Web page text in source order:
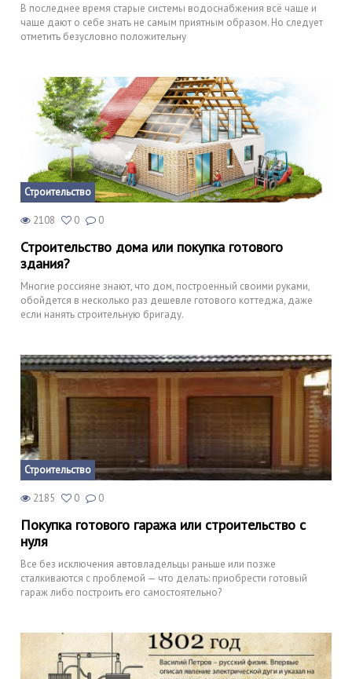
В последнее время старые системы водоснабжения всё чаще и
чаще дают о себе знать не самым приятным образом. Но следует
отметить безусловно положительну
Строительство
2108 0 0
Строительство дома или покупка готового
здания?
Многие россияне знают, что дом, построенный своими руками,
обойдется в несколько раз дешевле готового коттеджа, даже
если нанять строительную бригаду.
Строительство
2185 0 0
Покупка готового гаража или строительство с
нуля
Все без исключения автовладельцы раньше или позже
сталкиваются с проблемой — что делать: приобрести готовый
гараж либо построить его самостоятельно?